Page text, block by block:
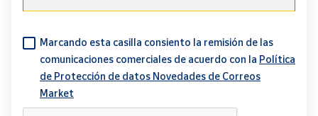
Marcando esta casilla consiento la remisión de las
comunicaciones comerciales de acuerdo con la Política
de Protección de datos Novedades de Correos
Market